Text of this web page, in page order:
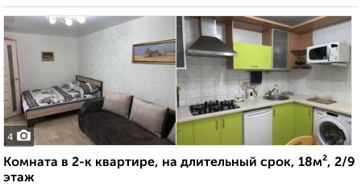
4
Комната в 2-к квартире, на длительный срок, 18м², 2/9
этаж